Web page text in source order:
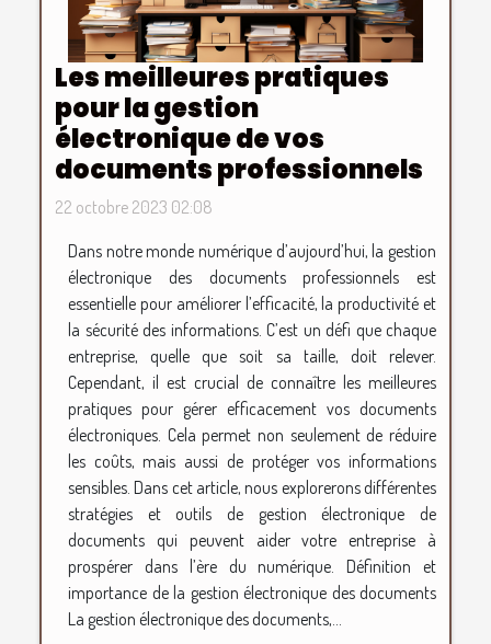
Les meilleures pratiques
pour la gestion
électronique de vos
documents professionnels
22 octobre 2023 02:08
Dans notre monde numérique d’aujourd’hui, la gestion
électronique des documents professionnels est
essentielle pour améliorer l’efficacité, la productivité et
la sécurité des informations. C’est un défi que chaque
entreprise, quelle que soit sa taille, doit relever.
Cependant, il est crucial de connaître les meilleures
pratiques pour gérer efficacement vos documents
électroniques. Cela permet non seulement de réduire
les coûts, mais aussi de protéger vos informations
sensibles. Dans cet article, nous explorerons différentes
stratégies et outils de gestion électronique de
documents qui peuvent aider votre entreprise à
prospérer dans l’ère du numérique. Définition et
importance de la gestion électronique des documents
La gestion électronique des documents,...